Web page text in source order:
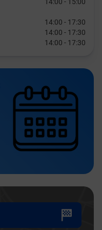
14:00 - 17:30
14:00 - 17:30
14:00 - 17:30